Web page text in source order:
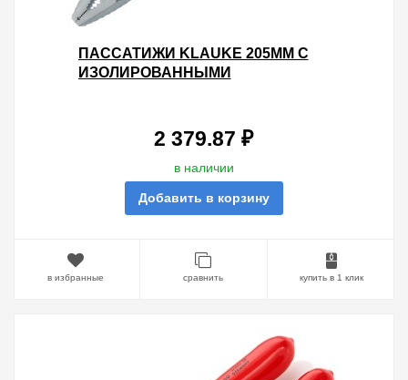
ПАССАТИЖИ KLAUKE 205ММ С
ИЗОЛИРОВАННЫМИ
2 379.87 ₽
в наличии
Добавить в корзину
в избранные сравнить купить в 1 клик